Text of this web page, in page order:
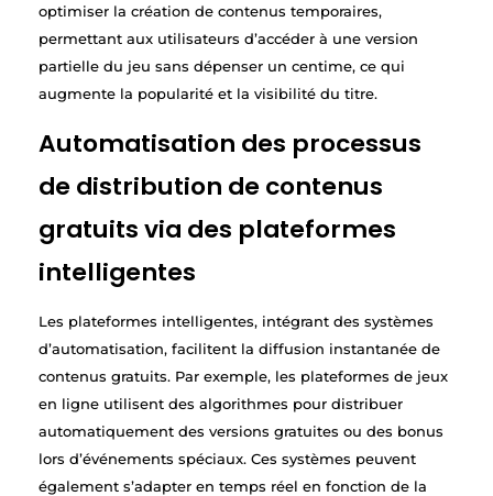
optimiser la création de contenus temporaires,
permettant aux utilisateurs d’accéder à une version
partielle du jeu sans dépenser un centime, ce qui
augmente la popularité et la visibilité du titre.
Automatisation des processus
de distribution de contenus
gratuits via des plateformes
intelligentes
Les plateformes intelligentes, intégrant des systèmes
d’automatisation, facilitent la diffusion instantanée de
contenus gratuits. Par exemple, les plateformes de jeux
en ligne utilisent des algorithmes pour distribuer
automatiquement des versions gratuites ou des bonus
lors d’événements spéciaux. Ces systèmes peuvent
également s’adapter en temps réel en fonction de la